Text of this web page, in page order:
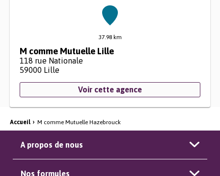
37.98 km
M comme Mutuelle Lille
118 rue Nationale
59000 Lille
Voir cette agence
Accueil › M comme Mutuelle Hazebrouck
A propos de nous
Nos formules